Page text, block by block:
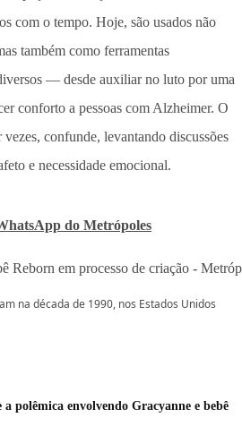
com o tempo. Hoje, são usados não
também como ferramentas
— desde auxiliar no luto por uma
conforto a pessoas com Alzheimer. O
confunde, levantando discussões
e necessidade emocional.
do Metrópoles
na década de 1990, nos Estados Unidos
polêmica envolvendo Gracyanne e bebê